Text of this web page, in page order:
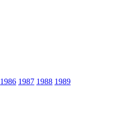
1986 1987 1988 1989